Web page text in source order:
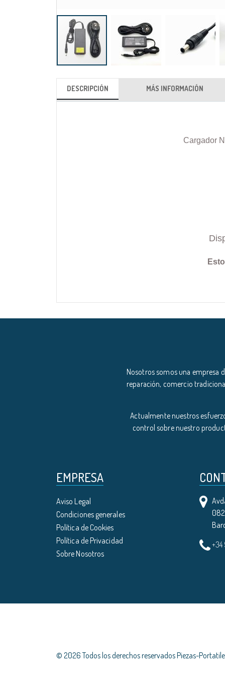
DESCRIPCIÓN
Cargador
MÁS INFORMACIÓN
Nosotros somos una empresa
reparación, comercio
Actualmente nuestros
control sobre nuestro
EMPRESA
Aviso Legal
Condiciones generales
Política de Cookies
Política de Privacidad
Sobre Nosotros
© 2026 Todos los derechos reservados Piezas-